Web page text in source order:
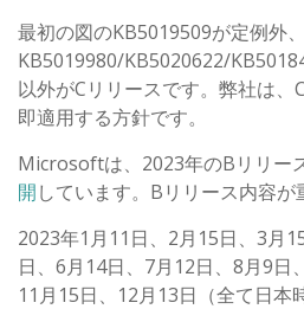
最初の図のKB5019509が定例外、
KB5019980/KB5020622/
以外がCリリースです。弊社は、
即適用する方針です。
Microsoftは、2023年のBリリー
開しています。Bリリース内容が
2023年1月11日、2月15日、3月
日、6月14日、7月12日、8月9日
11月15日、12月13日（全て日本